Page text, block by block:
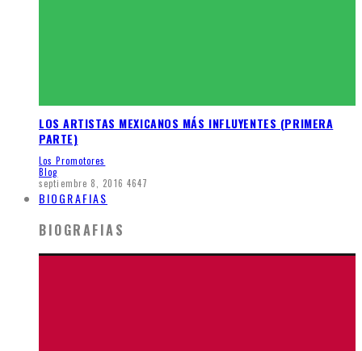
LOS ARTISTAS MEXICANOS MÁS INFLUYENTES (PRIMERA
PARTE)
Los Promotores
Blog
septiembre 8, 2016 4647
BIOGRAFIAS
BIOGRAFIAS